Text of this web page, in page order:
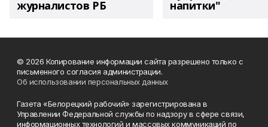
журналистов РБ напитки"
© 2026 Копирование информации сайта разрешено только с
письменного согласия администрации.
Об использовании персональных данных
Газета «Белорецкий рабочий» зарегистрирована в
Управлении Федеральной службы по надзору в сфере связи,
информационных технологий и массовых коммуникаций по